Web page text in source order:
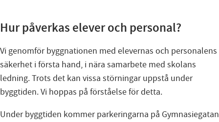
Hur påverkas elever och personal?
Vi genomför byggnationen med elevernas och personalens
säkerhet i första hand, i nära samarbete med skolans
ledning. Trots det kan vissa störningar uppstå under
byggtiden. Vi hoppas på förståelse för detta.
Under byggtiden kommer parkeringarna på Gymnasiegatan